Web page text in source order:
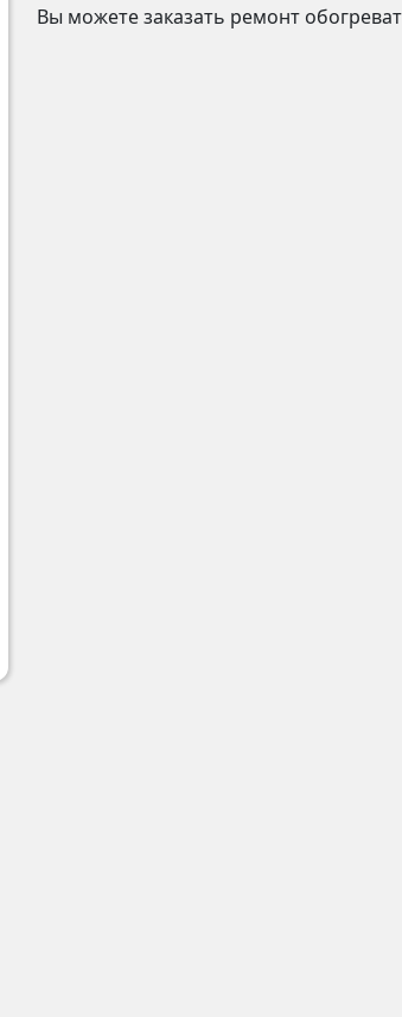
Вы можете заказать ремонт